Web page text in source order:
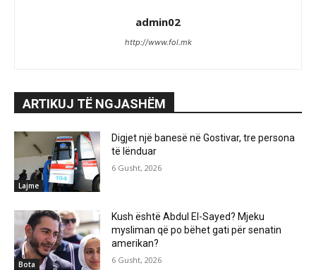
admin02
http://www.fol.mk
ARTIKUJ TË NGJASHËM
Lajme
Digjet një banesë në Gostivar, tre persona
të lënduar
6 Gusht, 2026
Bota
Kush është Abdul El-Sayed? Mjeku
mysliman që po bëhet gati për senatin
amerikan?
6 Gusht, 2026